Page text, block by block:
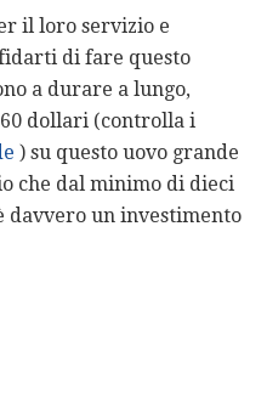
il loro servizio e
di fare questo
a durare a lungo,
dollari (controlla i
) su questo uovo grande
che dal minimo di dieci
davvero un investimento